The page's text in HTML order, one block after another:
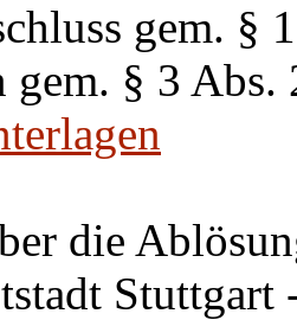
gem.
gem. § 3 Abs.
die